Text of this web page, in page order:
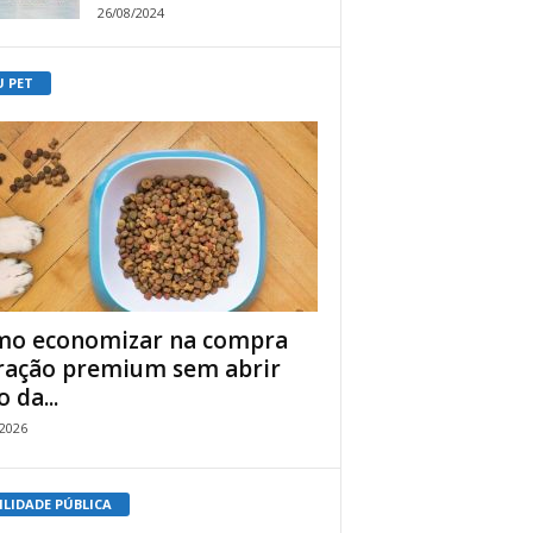
26/08/2024
PET
economizar na compra
premium sem abrir
da...
PÚBLICA